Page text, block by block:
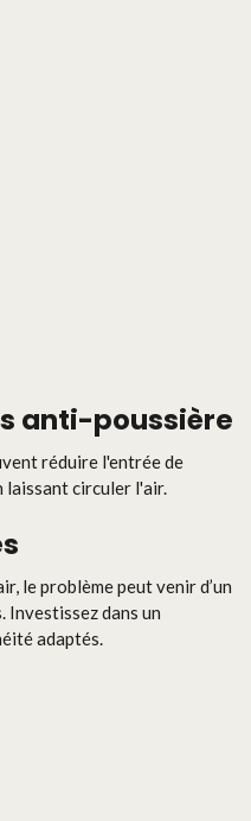
anti-poussière
réduire l'entrée de
laissant circuler l'air.
le problème peut venir d’un
Investissez dans un
adaptés.